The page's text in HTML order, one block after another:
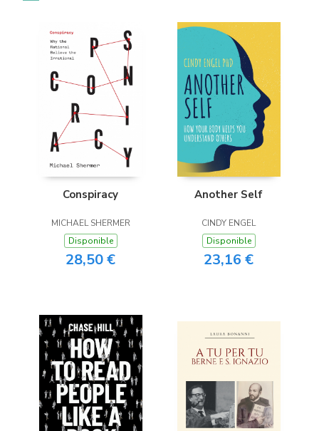
Conspiracy
MICHAEL SHERMER
Disponible
28,50 €
Another Self
CINDY ENGEL
Disponible
23,16 €